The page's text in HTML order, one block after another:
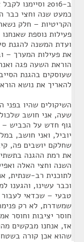
כמעט שנה וחצי כבר
הקריטיות – חלק
פעילות נוספת
ועדת המשנה להגנת
את פעילות המערך –
הוראת השעה פגה
שעוסקים בהגנת
להאריך את נושא
שעה, אני חושב
גוף חדש על הכביש –
יוביל, ואני חושב,
שחלקם יושבים פה,
את רמת ההגנה
השנה וחצי האלה
לתוכנית רב-שנתית,
וכבר עשינו, והגענו
טבעי – שכדאי
שמשדרת, לא רק
חוסר יציבות וחוסר
אז, אנחנו מבקשים
שהוא אכן קורה